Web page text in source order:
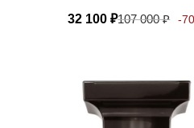
32 100₽107 000₽ -